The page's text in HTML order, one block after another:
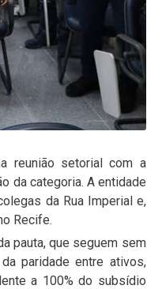
reunião setorial com a
da categoria. A entidade
da Rua Imperial e,
Recife.
pauta, que seguem sem
paridade entre ativos,
a 100% do subsídio